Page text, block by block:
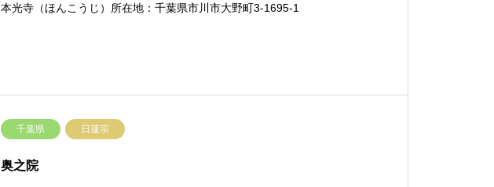
本光寺（ほんこうじ）所在地：千葉県市川市大野町3-1695-1
千葉県 日蓮宗
奥之院